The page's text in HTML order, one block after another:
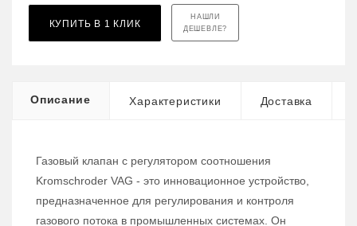
КУПИТЬ В 1 КЛИК
НАШЛИ
ДЕШЕВЛЕ?
Описание Характеристики Доставка
Газовый клапан с регулятором соотношения
Kromschroder VAG - это инновационное устройство,
предназначенное для регулирования и контроля
газового потока в промышленных системах. Он